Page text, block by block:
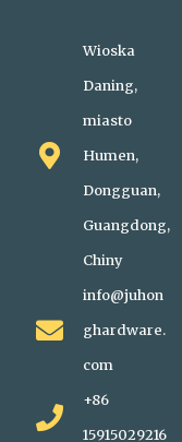
Wioska
Daning,
miasto
Humen,
Dongguan,
Guangdong,
Chiny
info@juhon
ghardware.
com
+86
15915029216